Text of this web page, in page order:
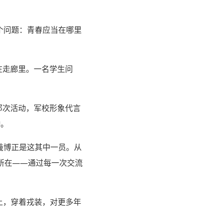
题：青春应当在哪里
廊里。一名学生问
活动，军校形象代言
正是这其中一员。从
所在——通过每一次交流
穿着戎装，对更多年